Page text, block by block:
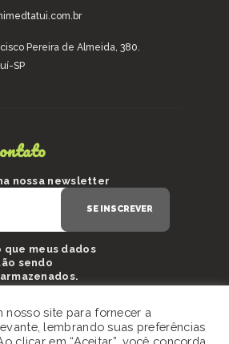
Pereira de Almeida, 380.
SP
nossa newsletter
que meus dados
sendo
nosso site para fornecer a
lembrando suas preferências
clicar em “Aceitar”, você concorda